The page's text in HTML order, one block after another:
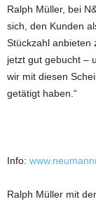
Ralph Müller, bei
sich, den Kunden
Stückzahl anbieten
jetzt gut gebucht –
wir mit diesen
getätigt haben.“
Info:
Ralph Müller mit